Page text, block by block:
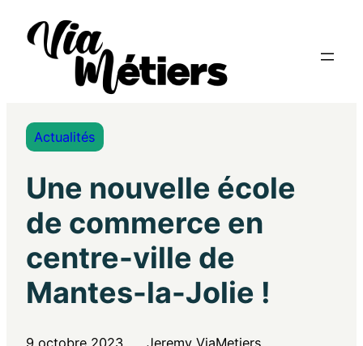
Actualités
Une nouvelle école
de commerce en
centre-ville de
Mantes-la-Jolie !